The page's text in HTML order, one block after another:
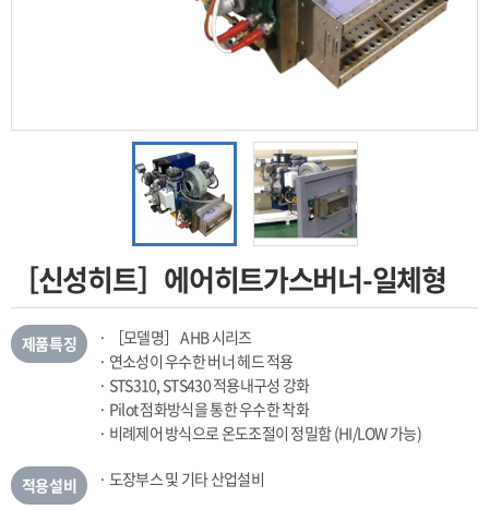
［신성히트］에어히트가스버너-일체형
제품특징
· ［모델명］ AHB 시리즈
· 연소성이 우수한 버너 헤드 적용
· STS310, STS430 적용내구성 강화
· Pilot 점화방식을 통한 우수한 착화
· 비례제어 방식으로 온도조절이 정밀함 (HI/LOW 가능)
적용설비 · 도장부스 및 기타 산업설비